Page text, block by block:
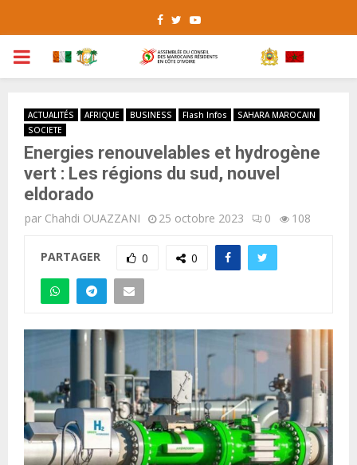
Facebook
TwitterYoutube
PRIMARY
ACTUALITÉS AFRIQUE BUSINESS Flash Infos
SAHARA MAROCAIN
SOCIETE
Energies renouvelables et hydrogène
vert : Les régions du sud, nouvel
eldorado
par Chahdi OUAZZANI 25 octobre 2023 0 108
PARTAGER 0 0